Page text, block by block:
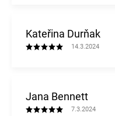
Kateřina Durňak
14.3.2024
Jana Bennett
7.3.2024